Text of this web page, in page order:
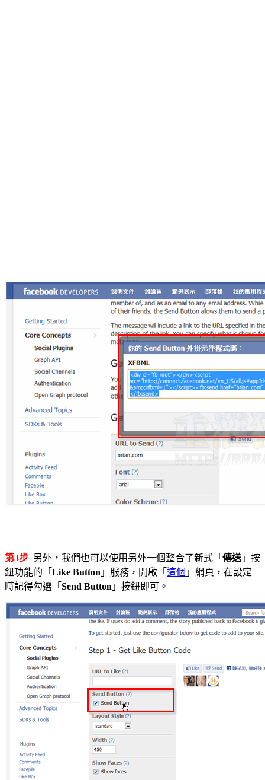
第3步 另外，我們也可以使用另外一個整合了新式「 傳送 」按
鈕功能的「 Like Button 」服務，開啟「 這個 」網頁，在設定
時記得勾選「 Send Button 」按鈕即可。